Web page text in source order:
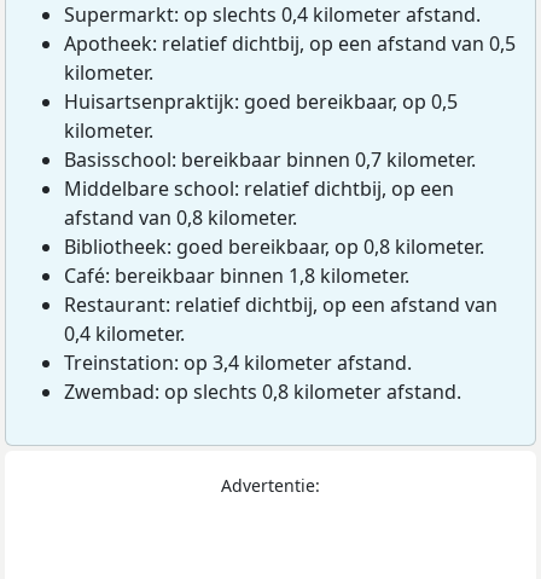
Supermarkt: op slechts 0,4 kilometer afstand.
Apotheek: relatief dichtbij, op een afstand van 0,5
kilometer.
Huisartsenpraktijk: goed bereikbaar, op 0,5
kilometer.
Basisschool: bereikbaar binnen 0,7 kilometer.
Middelbare school: relatief dichtbij, op een
afstand van 0,8 kilometer.
Bibliotheek: goed bereikbaar, op 0,8 kilometer.
Café: bereikbaar binnen 1,8 kilometer.
Restaurant: relatief dichtbij, op een afstand van
0,4 kilometer.
Treinstation: op 3,4 kilometer afstand.
Zwembad: op slechts 0,8 kilometer afstand.
Advertentie: